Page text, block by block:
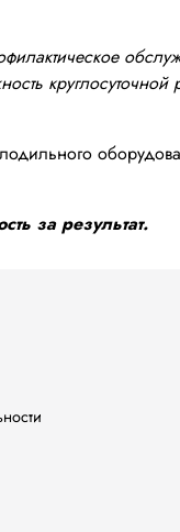
круглосуточной
за результат.